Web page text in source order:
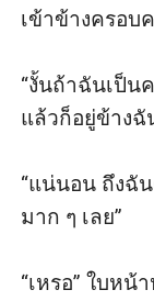
เข้าข้างครอบ
“งั้นถ้าฉันเป็น
แล้วก็อยู่ข้างฉั
“แน่นอน ถึงฉั
มาก ๆ เลย”
“เหรอ” ใบหน้